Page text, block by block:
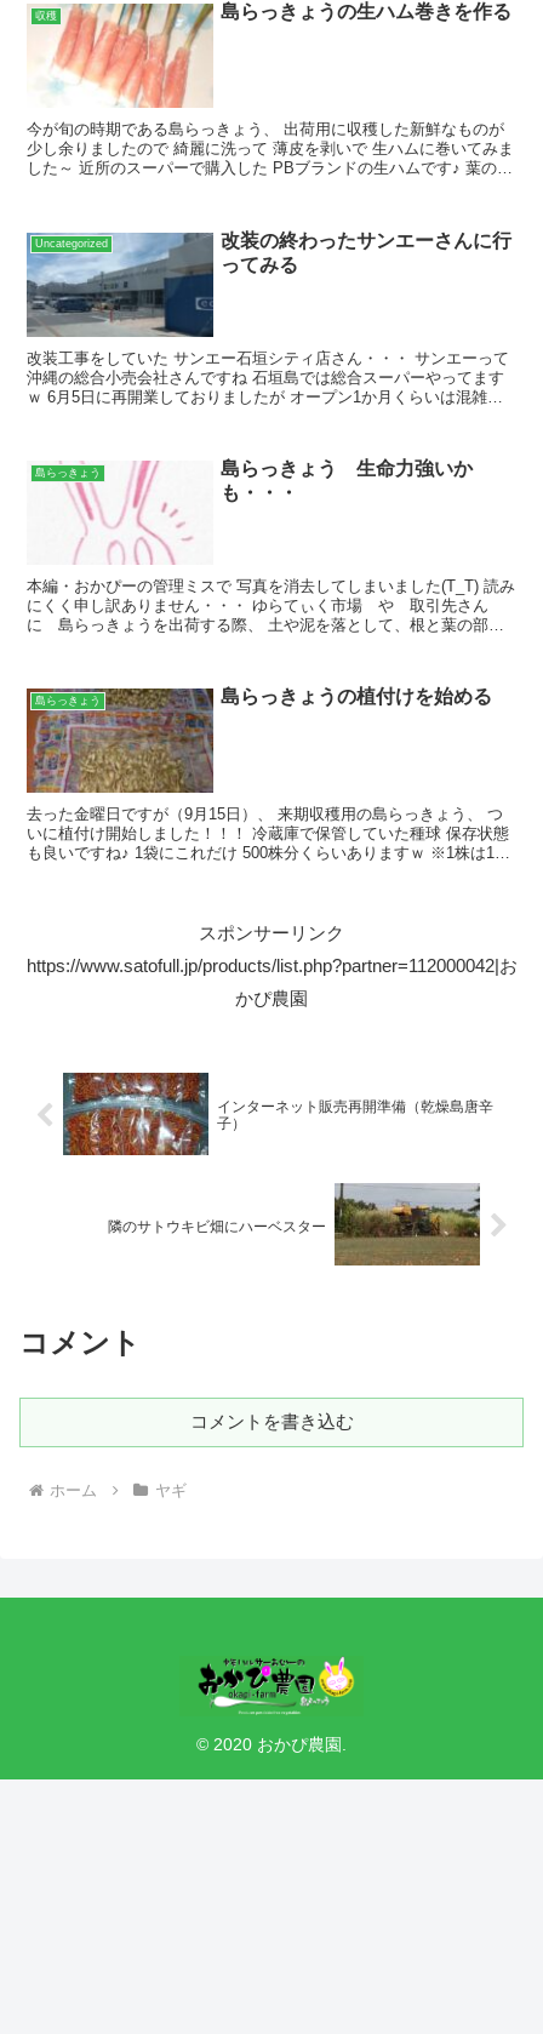
収穫 島らっきょうの生ハム巻きを作る
今が旬の時期である島らっきょう、 出荷用に収穫した新鮮なものが
少し余りましたので 綺麗に洗って 薄皮を剥いで 生ハムに巻いてみま
した～ 近所のスーパーで購入した PBブランドの生ハムです♪ 葉の部
Uncategorized
改装の終わったサンエーさんに行
ってみる
改装工事をしていた サンエー石垣シティ店さん・・・ サンエーって
沖縄の総合小売会社さんですね 石垣島では総合スーパーやってます
ｗ 6月5日に再開業しておりましたが オープン1か月くらいは混雑す
島らっきょう
島らっきょう 生命力強いか
も・・・
本編・おかぴーの管理ミスで 写真を消去してしまいました(T_T) 読み
にくく申し訳ありません・・・ ゆらてぃく市場 や 取引先さん
に 島らっきょうを出荷する際、 土や泥を落として、根と葉の部分
島らっきょう 島らっきょうの植付けを始める
去った金曜日ですが（9月15日）、 来期収穫用の島らっきょう、 つ
いに植付け開始しました！！！ 冷蔵庫で保管していた種球 保存状態
も良いですね♪ 1袋にこれだけ 500株分くらいありますｗ ※1株は1本
スポンサーリンク
https://www.satofull.jp/products/list.php?partner=112000042|お
かぴ農園
インターネット販売再開準備（乾燥島唐辛
子）
隣のサトウキビ畑にハーベスター
コメント
コメントを書き込む
ホーム ヤギ
© 2020 おかぴ農園.